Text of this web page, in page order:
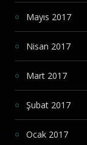
Mayıs 2017
Nisan 2017
Mart 2017
Şubat 2017
Ocak 2017